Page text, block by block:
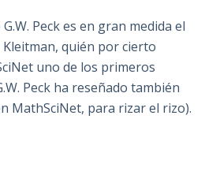
Peck es en gran medida el
quién por cierto
uno de los primeros
Peck ha reseñado también
MathSciNet, para rizar el rizo).